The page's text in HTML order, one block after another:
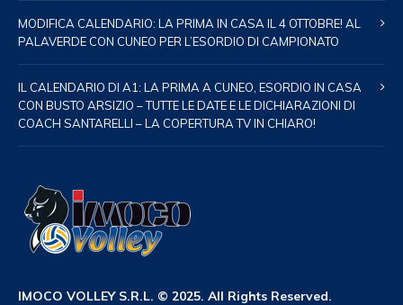
MODIFICA CALENDARIO: LA PRIMA IN CASA IL 4 OTTOBRE! AL
PALAVERDE CON CUNEO PER L’ESORDIO DI CAMPIONATO
IL CALENDARIO DI A1: LA PRIMA A CUNEO, ESORDIO IN CASA
CON BUSTO ARSIZIO – TUTTE LE DATE E LE DICHIARAZIONI DI
COACH SANTARELLI – LA COPERTURA TV IN CHIARO!
IMOCO VOLLEY S.R.L. © 2025. All Rights Reserved.